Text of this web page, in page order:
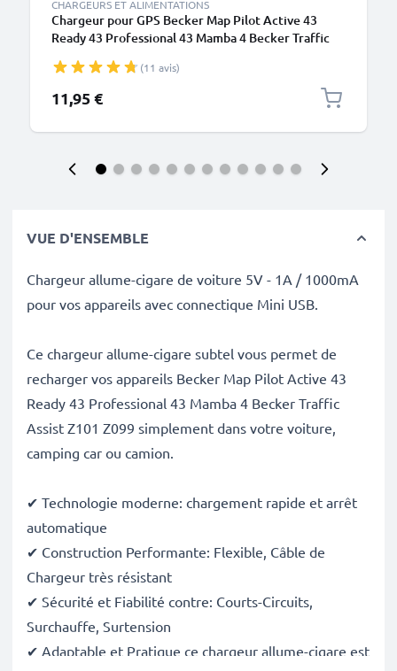
CHARGEURS ET ALIMENTATIONS
Chargeur pour GPS Becker Map Pilot Active 43
Ready 43 Professional 43 Mamba 4 Becker Traffic
Câble de Charge rapide 1.1m
(11 avis)
11,95 €
VUE D'ENSEMBLE
Chargeur allume-cigare de voiture 5V - 1A / 1000mA
pour vos appareils avec connectique Mini USB.
Ce chargeur allume-cigare subtel vous permet de
recharger vos appareils Becker Map Pilot Active 43
Ready 43 Professional 43 Mamba 4 Becker Traffic
Assist Z101 Z099 simplement dans votre voiture,
camping car ou camion.
✔ Technologie moderne: chargement rapide et arrêt
automatique
✔ Construction Performante: Flexible, Câble de
Chargeur très résistant
✔ Sécurité et Fiabilité contre: Courts-Circuits,
Surchauffe, Surtension
✔ Adaptable et Pratique ce chargeur allume-cigare est